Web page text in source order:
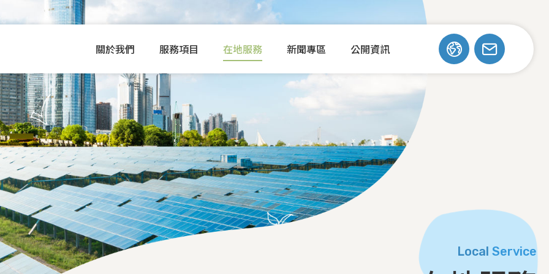
關於我們 服務項目 在地服務 新聞專區 公開資訊
Local Service